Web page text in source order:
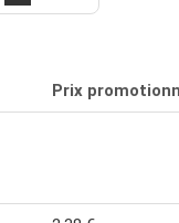
Prix